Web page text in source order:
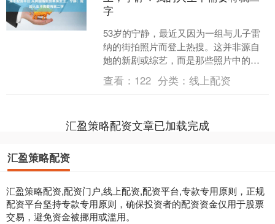
字
53岁的宁静，最近又因为一组与儿子雷
纳的街拍照片而登上热搜。这并非源自
她的新剧或综艺，而是那些照片中的她
——穿着黑色皮衣、戴着墨镜、步伐轻
盈，宛如行走在风中的女....
查看： 122 分类：线上配资
汇盈策略配资文章已加载完成
汇盈策略配资
汇盈策略配资,配资门户,线上配资,配资平台,专款专用原则，正规
配资平台坚持专款专用原则，确保投资者的配资资金仅用于股票
交易，避免资金被挪用或滥用。